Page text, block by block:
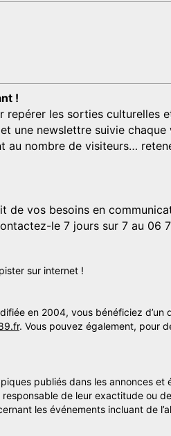
!
les sorties culturelles
une newslettre suivie chaque
au nombre de visiteurs…
vos besoins en
le 7 jours sur 7 au 06
sur internet !
en 2004, vous bénéficiez
. Vous pouvez également, pour
publiés dans les annonces
de leur exactitude ou
les événements incluant de